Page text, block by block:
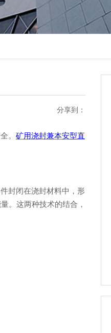
分享到：
。 矿用浇封兼本安型直
封闭在浇封材料中，形
。这两种技术的结合，